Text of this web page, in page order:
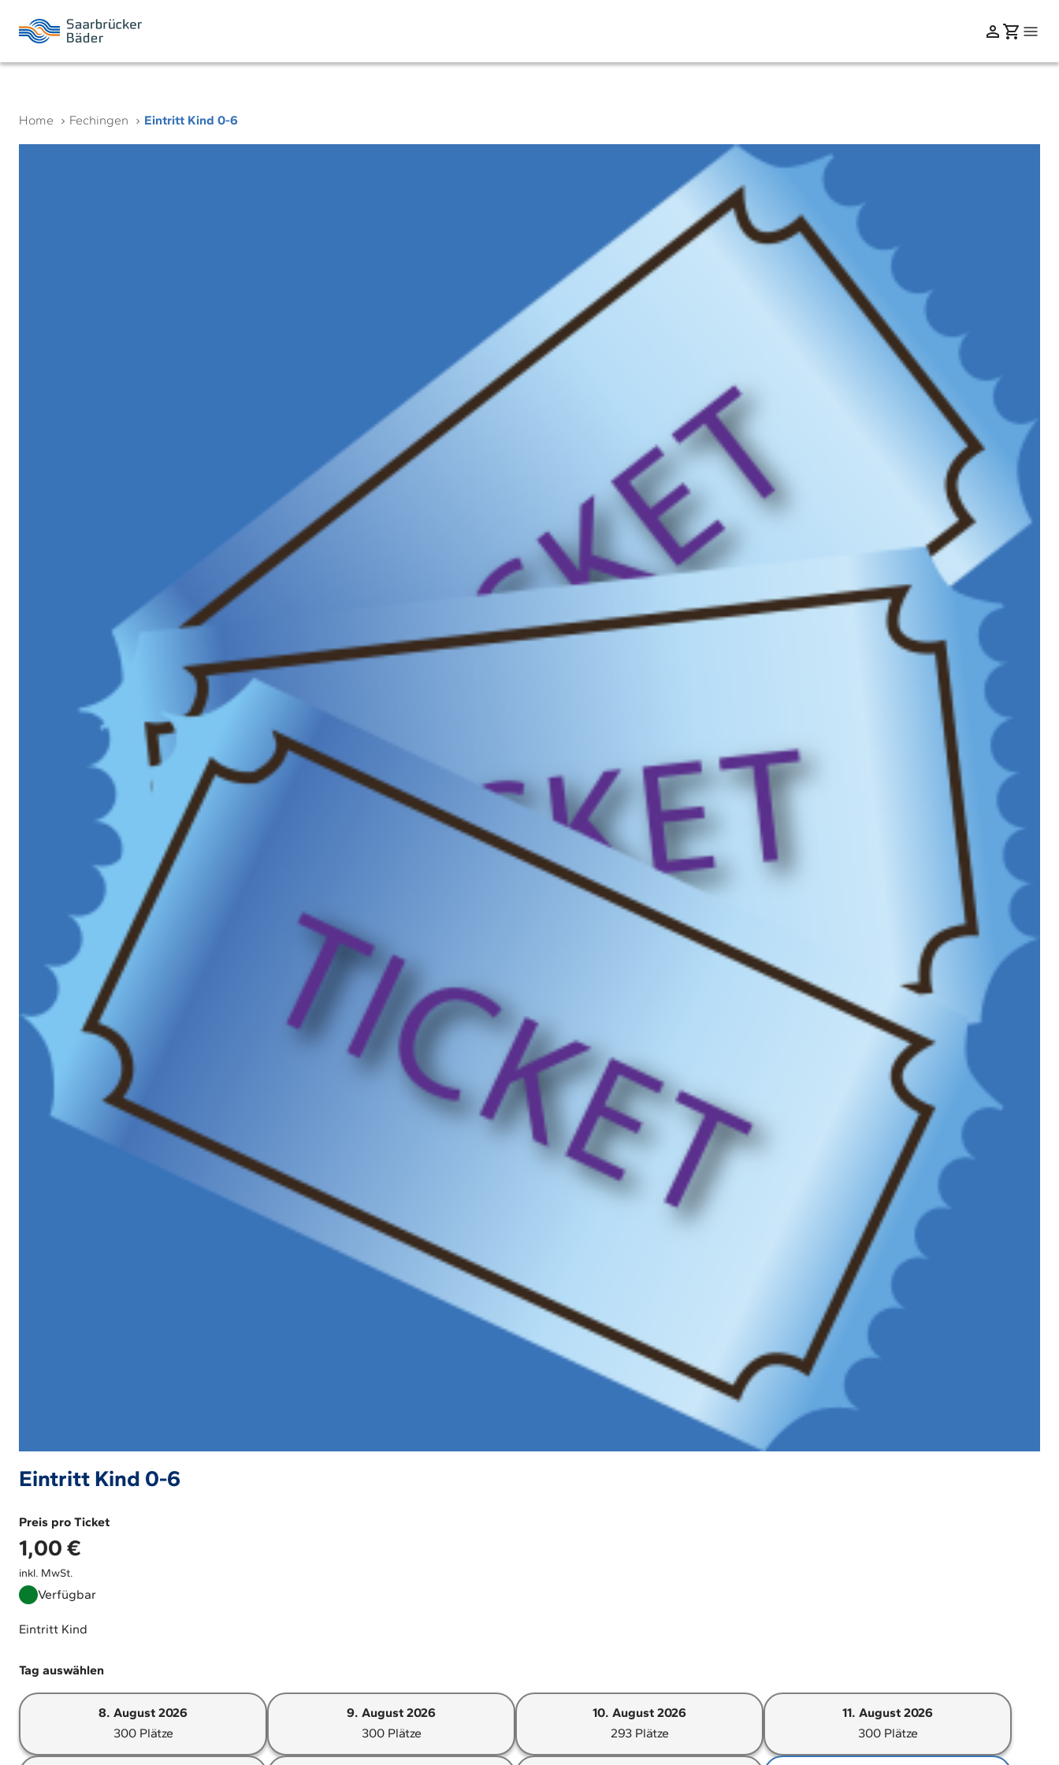
Home Fechingen Eintritt Kind 0-6
Eintritt Kind 0-6
Preis pro Ticket
1,00 €
inkl. MwSt.
Verfügbar
Eintritt Kind
Tag auswählen
8. August 2026
300 Plätze
Option:
8.
9. August 2026
300 Plätze
Option:
9.
10. August 2026
293 Plätze
Option:
10.
11. August 2026
300 Plätze
Option:
11.